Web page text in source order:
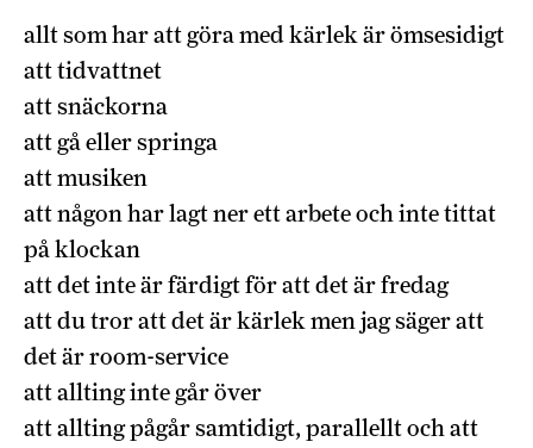
allt som har att göra med kärlek är ömsesidigt
att tidvattnet
att snäckorna
att gå eller springa
att musiken
att någon har lagt ner ett arbete och inte tittat
på klockan
att det inte är färdigt för att det är fredag
att du tror att det är kärlek men jag säger att
det är room-service
att allting inte går över
att allting pågår samtidigt, parallellt och att